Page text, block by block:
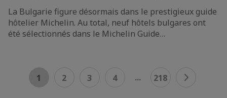
La Bulgarie figure désormais dans le prestigieux guide
hôtelier Michelin. Au total, neuf hôtels bulgares ont
été sélectionnés dans le Michelin Guide…
1 2 3 4 ... 218